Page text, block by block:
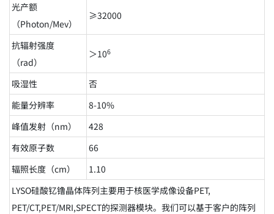
光产额
（Photon/Mev）
≥32000
抗辐射强度
（rad）
＞106
吸湿性
否
能量分辨率
8-10%
峰值发射（nm）
428
有效原子数
66
辐照长度（cm）
1.10
LYSO硅酸钇镥晶体阵列主要用于核医学成像设备PET,
PET/CT,PET/MRI,SPECT的探测器模块。我们可以基于客户的阵列